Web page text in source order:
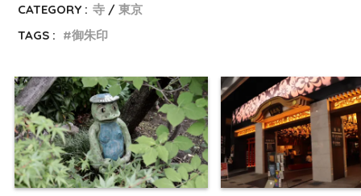
CATEGORY : 寺
東京
TAGS :
御朱印